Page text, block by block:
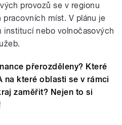
provozů se v regionu
míst. V plánu je
institucí nebo volnočasových
přerozděleny? Které
na které oblasti se v rámci
zaměřit? Nejen to si